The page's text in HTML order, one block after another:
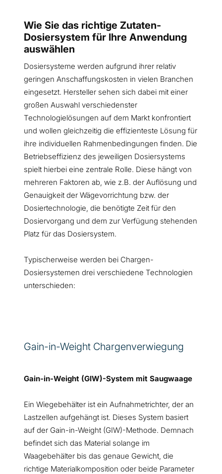
Wie Sie das richtige Zutaten-
Dosiersystem für Ihre Anwendung
auswählen
Dosiersysteme werden aufgrund ihrer relativ
geringen Anschaffungskosten in vielen Branchen
eingesetzt. Hersteller sehen sich dabei mit einer
großen Auswahl verschiedenster
Technologielösungen auf dem Markt konfrontiert
und wollen gleichzeitig die effizienteste Lösung für
ihre individuellen Rahmenbedingungen finden. Die
Betriebseffizienz des jeweiligen Dosiersystems
spielt hierbei eine zentrale Rolle. Diese hängt von
mehreren Faktoren ab, wie z.B. der Auflösung und
Genauigkeit der Wägevorrichtung bzw. der
Dosiertechnologie, die benötigte Zeit für den
Dosiervorgang und dem zur Verfügung stehenden
Platz für das Dosiersystem.
Typischerweise werden bei Chargen-
Dosiersystemen drei verschiedene Technologien
unterschieden:
Gain-in-Weight Chargenverwiegung
Gain-in-Weight (GIW)-System mit Saugwaage
Ein Wiegebehälter ist ein Aufnahmetrichter, der an
Lastzellen aufgehängt ist. Dieses System basiert
auf der Gain-in-Weight (GIW)-Methode. Demnach
befindet sich das Material solange im
Waagebehälter bis das genaue Gewicht, die
richtige Materialkomposition oder beide Parameter